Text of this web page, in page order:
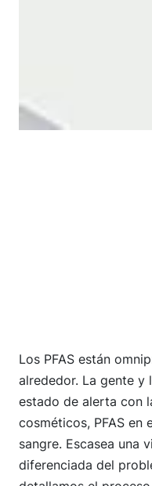
Los PFAS están
alrededor. La gente y
estado de alerta con
cosméticos, PFAS en
sangre. Escasea una
diferenciada del